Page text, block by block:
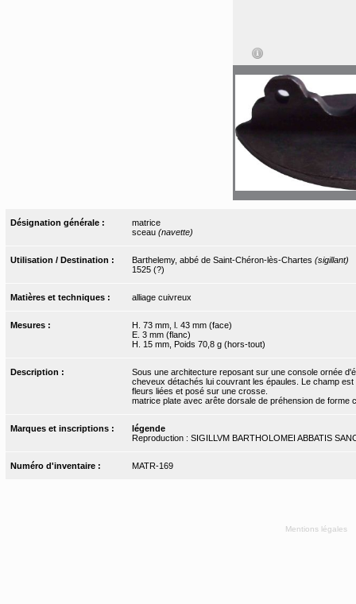
Désignation générale :
matrice
sceau (navette)
Utilisation / Destination : Barthelemy, abbé de Saint-Chéron-lès-Chartes (sigillant)
1525 (?)
Matières et techniques : alliage cuivreux
Mesures :
H. 73 mm, l. 43 mm (face)
E. 3 mm (flanc)
H. 15 mm, Poids 70,8 g (hors-tout)
Description :
Sous une architecture reposant sur une console ornée
cheveux détachés lui couvrant les épaules. Le champ
fleurs liées et posé sur une crosse.
matrice plate avec arête dorsale de préhension de forme
Marques et inscriptions :
légende
Reproduction : SIGILLVM BARTHOLOMEI ABBATIS
Numéro d'inventaire : MATR-169
Mentions légales